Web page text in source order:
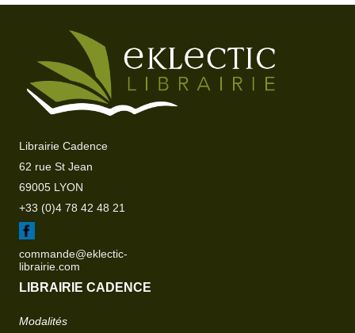
Librairie Cadence
62 rue St Jean
69005 LYON
+33 (0)4 78 42 48 21
commande@eklectic-
librairie.com
LIBRAIRIE CADENCE
Modalités